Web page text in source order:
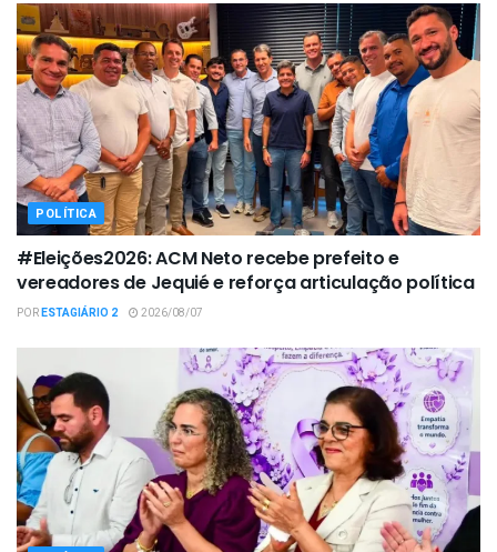
POLÍTICA
#Eleições2026: ACM Neto recebe prefeito e
vereadores de Jequié e reforça articulação política
PORESTAGIÁRIO 2 2026/08/07